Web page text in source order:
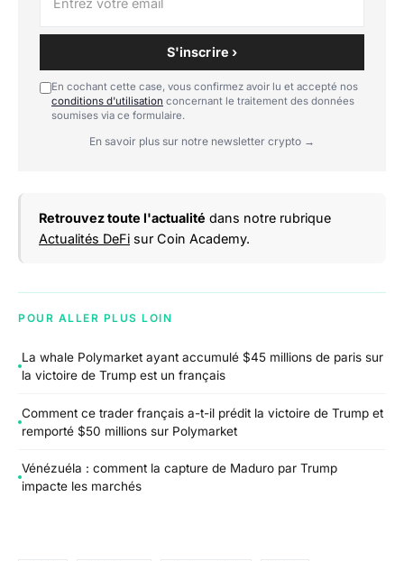
S'inscrire ›
En cochant cette case, vous confirmez avoir lu et accepté nos
conditions d'utilisation concernant le traitement des données
soumises via ce formulaire.
En savoir plus sur notre newsletter crypto →
Retrouvez toute l'actualité dans notre rubrique
Actualités DeFi sur Coin Academy.
POUR ALLER PLUS LOIN
La whale Polymarket ayant accumulé $45 millions de paris sur
la victoire de Trump est un français
Comment ce trader français a-t-il prédit la victoire de Trump et
remporté $50 millions sur Polymarket
Vénézuéla : comment la capture de Maduro par Trump
impacte les marchés